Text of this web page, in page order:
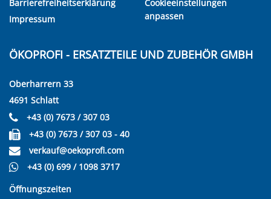
Barrierefreiheitserklärung
Impressum
Cookieeinstellungen
anpassen
ÖKOPROFI - ERSATZTEILE UND ZUBEHÖR GMBH
Oberharrern 33
4691 Schlatt
+43 (0) 7673 / 307 03
+43 (0) 7673 / 307 03 - 40
verkauf@oekoprofi.com
+43 (0) 699 / 1098 3717
Öffnungszeiten